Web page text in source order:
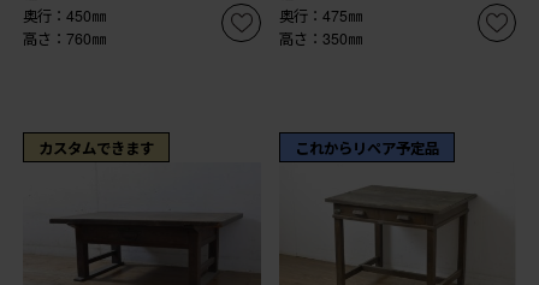
奥行：450㎜
高さ：760㎜
奥行：475㎜
高さ：350㎜
カスタムできます これからリペア予定品